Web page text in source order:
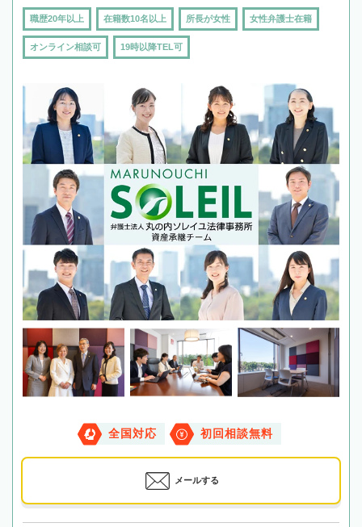
職歴20年以上 在籍数10名以上 所長が女性 女性弁護士在籍
オンライン相談可 19時以降TEL可
全国対応 初回相談無料
メールする